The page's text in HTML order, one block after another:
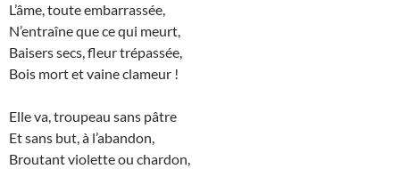
L’âme, toute embarrassée,
N’entraîne que ce qui meurt,
Baisers secs, fleur trépassée,
Bois mort et vaine clameur !
Elle va, troupeau sans pâtre
Et sans but, à l’abandon,
Broutant violette ou chardon,